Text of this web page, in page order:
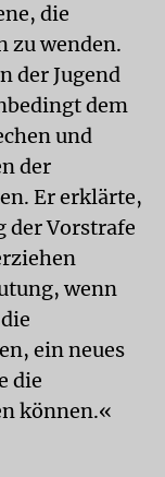
die
zu wenden.
der Jugend
dem
und
der
Er erklärte,
der Vorstrafe
wenn
ein neues
die
können.«